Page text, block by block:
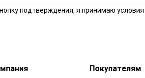
подтверждения, я принимаю условия
Покупателям